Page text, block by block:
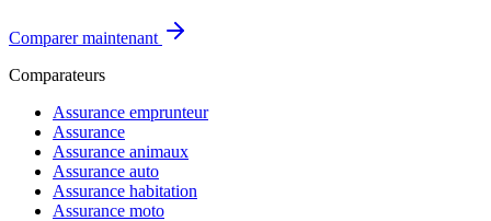
Comparer maintenant
Comparateurs
Assurance emprunteur
Assurance
Assurance animaux
Assurance auto
Assurance habitation
Assurance moto